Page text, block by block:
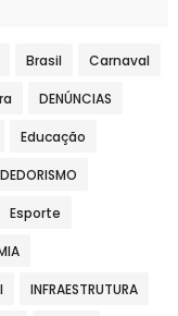
Brasil Carnaval
DENÚNCIAS
Educação
Esporte
INFRAESTRUTURA